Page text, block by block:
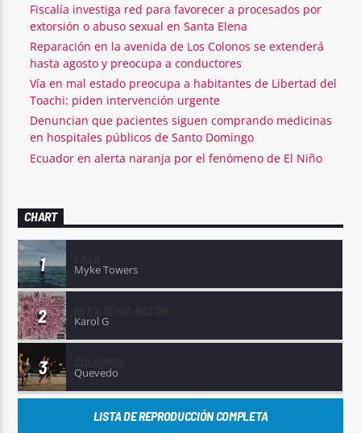
Fiscalía investiga red para favorecer a procesados por
extorsión o abuso sexual en Santa Elena
Reparación en la avenida de Los Colonos se extenderá
hasta agosto y preocupa a conductores
Vía en mal estado preocupa a habitantes de Libertad del
Toachi: piden intervención urgente
Denuncian que pacientes siguen comprando medicinas
en hospitales públicos de Santo Domingo
Ecuador en alerta naranja por el fenómeno de El Niño
CHART
1 Myke Towers
2 Karol G
3 Quevedo
LISTA DE REPRODUCCIÓN COMPLETA